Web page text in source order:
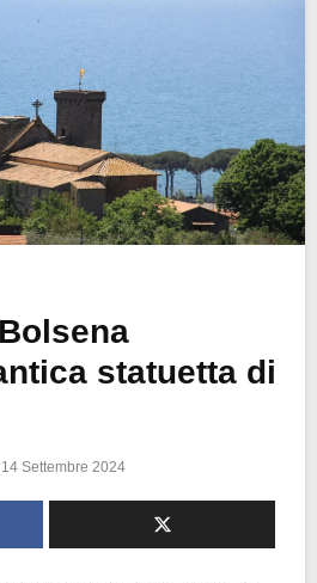
statuetta di
14 Settembre 2024